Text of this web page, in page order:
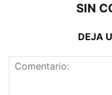
SIN
DEJA